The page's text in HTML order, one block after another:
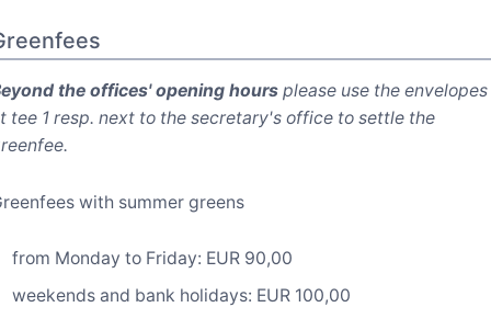
the offices' opening hours please use the envelopes
tee 1 resp. next to the secretary's office to settle the
with summer greens
from Monday to Friday: EUR 90,00
weekends and bank holidays: EUR 100,00